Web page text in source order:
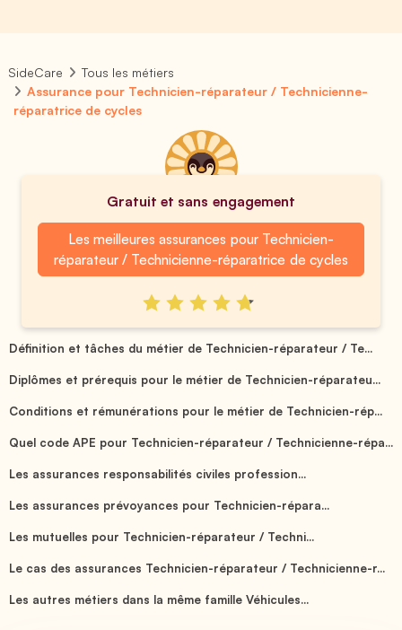
SideCare
Tous les métiers
Assurance pour Technicien-réparateur / Technicienne-
réparatrice de cycles
Gratuit et sans engagement
Les meilleures assurances pour Technicien-
réparateur / Technicienne-réparatrice de cycles
Définition et tâches du métier de Technicien-réparateur / Te...
Diplômes et prérequis pour le métier de Technicien-réparateu...
Conditions et rémunérations pour le métier de Technicien-rép...
Quel code APE pour Technicien-réparateur / Technicienne-répa...
Les assurances responsabilités civiles profession...
Les assurances prévoyances pour Technicien-répara...
Les mutuelles pour Technicien-réparateur / Techni...
Le cas des assurances Technicien-réparateur / Technicienne-r...
Les autres métiers dans la même famille Véhicules...